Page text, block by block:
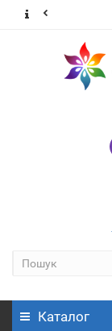
Каталог